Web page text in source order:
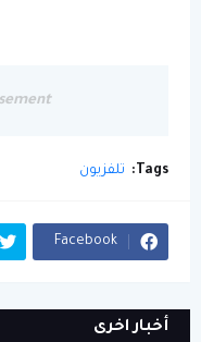
Tags: تلفزيون
Facebook
أخبار اخرى